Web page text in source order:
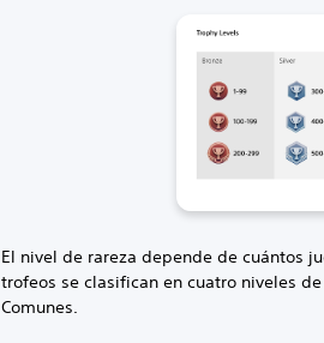
El nivel de rareza depende de cuántos
trofeos se clasifican en cuatro niveles
Comunes.